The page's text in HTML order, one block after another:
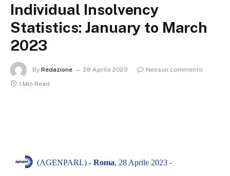
Individual Insolvency
Statistics: January to March
2023
By Redazione 28 Aprile 2023
Nessun commento
1 Min Read
(AGENPARL) - Roma, 28 Aprile 2023 -